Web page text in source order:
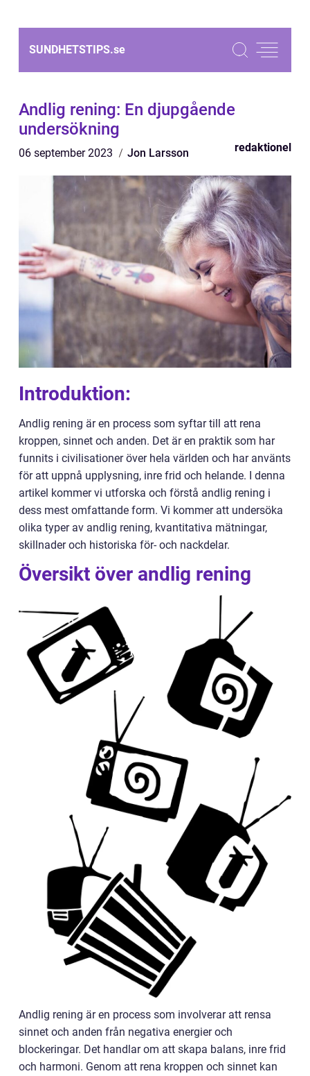
SUNDHETSTIPS.se
Andlig rening: En djupgående
undersökning
06 september 2023 Jon Larsson redaktionel
Introduktion:
Andlig rening är en process som syftar till att rena
kroppen, sinnet och anden. Det är en praktik som har
funnits i civilisationer över hela världen och har använts
för att uppnå upplysning, inre frid och helande. I denna
artikel kommer vi utforska och förstå andlig rening i
dess mest omfattande form. Vi kommer att undersöka
olika typer av andlig rening, kvantitativa mätningar,
skillnader och historiska för- och nackdelar.
Översikt över andlig rening
Andlig rening är en process som involverar att rensa
sinnet och anden från negativa energier och
blockeringar. Det handlar om att skapa balans, inre frid
och harmoni. Genom att rena kroppen och sinnet kan